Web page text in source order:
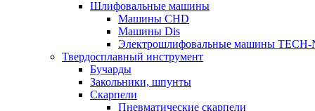
Шлифовальные машины
Машины CHD
Машины Dis
Электрошлифовальные машины TECH-
Твердосплавный инструмент
Бучарды
Закольники, шпунты
Скарпели
Пневматические скарпели